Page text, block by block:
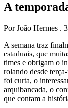
A
Por João Hermes .
A semana traz
estaduais, que
times e obrigam o
rolando desde
foi curta, o
arquibancada, o
que contam a